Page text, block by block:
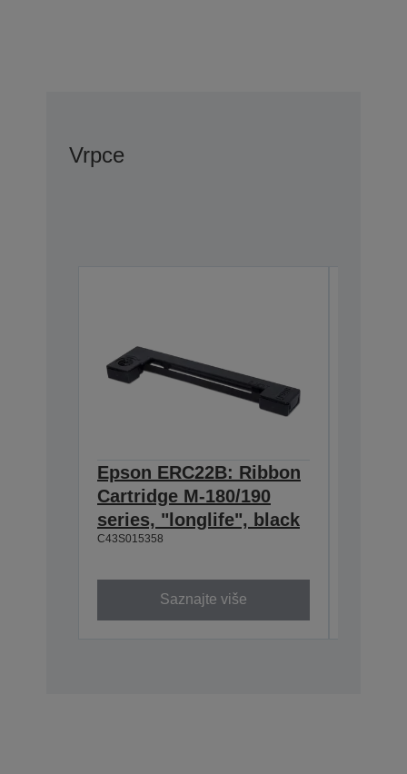
Vrpce
Epson ERC22B: Ribbon
Cartridge M-180/190
series, "longlife", black
C43S015358
Saznajte više